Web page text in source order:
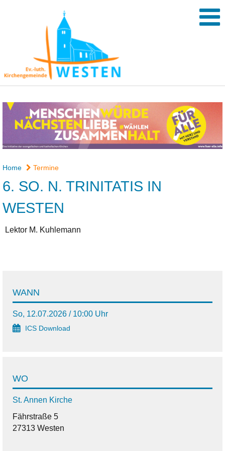
Home Termine
6. SO. N. TRINITATIS IN
WESTEN
Lektor M. Kuhlemann
WANN
So, 12.07.2026 / 10:00 Uhr
ICS Download
WO
St. Annen Kirche
Fährstraße 5
27313 Westen